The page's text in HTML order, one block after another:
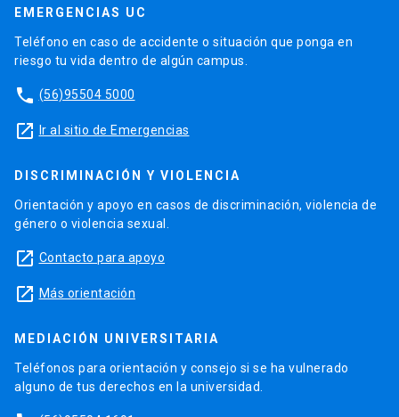
EMERGENCIAS UC
Teléfono en caso de accidente o situación que ponga en
riesgo tu vida dentro de algún campus.
phone (56)95504 5000
launch Ir al sitio de Emergencias
DISCRIMINACIÓN Y VIOLENCIA
Orientación y apoyo en casos de discriminación, violencia de
género o violencia sexual.
launch Contacto para apoyo
launch Más orientación
MEDIACIÓN UNIVERSITARIA
Teléfonos para orientación y consejo si se ha vulnerado
alguno de tus derechos en la universidad.